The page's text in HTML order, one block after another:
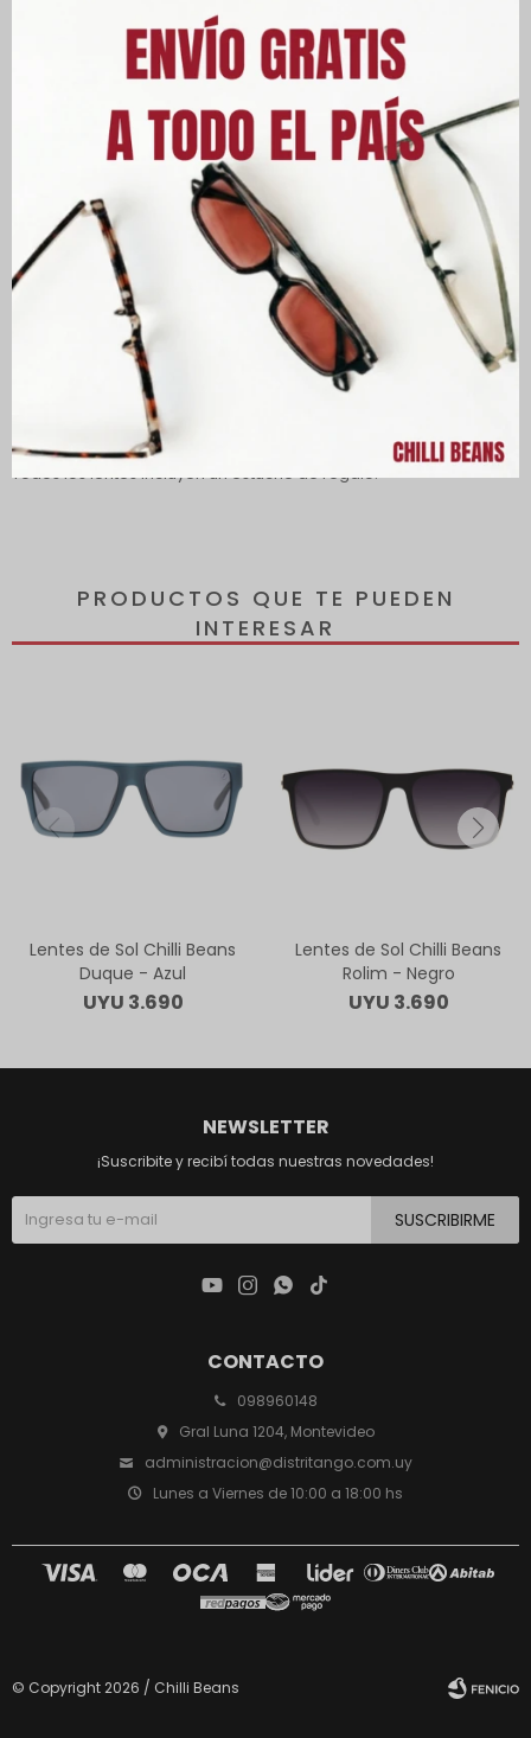
Cambios y Devoluciones
Medios de pago
Características
Descripción
Los lentes ofrecen protección 100 % UVA y UVB, protegiendo tus
ojos de los rayos dañinos del sol y reduciendo el riesgo de
desarrollar enfermedades oculares.
Todos los lentes incluyen un estuche de regalo.
PRODUCTOS QUE TE PUEDEN
INTERESAR
Lentes de Sol Chilli Beans
Duque - Azul
UYU 3.690
Lentes de Sol Chilli Beans
Rolim - Negro
UYU 3.690
CONTACTO
098960148
Gral Luna 1204, Montevideo
administracion@distritango.com.uy
Lunes a Viernes de 10:00 a 18:00 hs
NEWSLETTER
¡Suscribite y recibí todas nuestras novedades!
SUSCRIBIRME
   
© Copyright 2026 / Chilli Beans